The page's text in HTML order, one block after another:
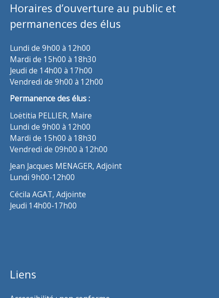
Horaires d’ouverture au public et
permanences des élus
Lundi de 9h00 à 12h00
Mardi de 15h00 à 18h30
Jeudi de 14h00 à 17h00
Vendredi de 9h00 à 12h00
Permanence des élus :
Loëtitia PELLIER, Maire
Lundi de 9h00 à 12h00
Mardi de 15h00 à 18h30
Vendredi de 09h00 à 12h00
Jean Jacques MENAGER, Adjoint
Lundi 9h00-12h00
Cécila AGAT, Adjointe
Jeudi 14h00-17h00
Liens